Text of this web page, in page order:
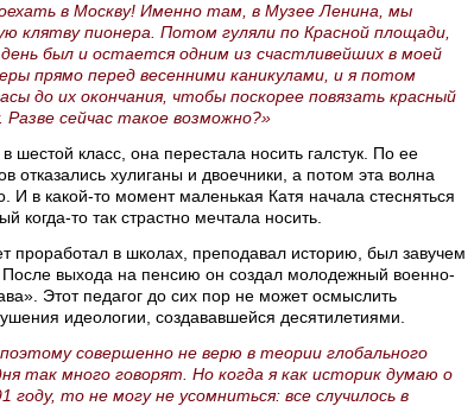
в Москву! Именно там, в Музее Ленина, мы
клятву пионера. Потом гуляли по Красной площади,
был и остается одним из счастливейших в моей
прямо перед весенними каникулами, и я потом
до их окончания, чтобы поскорее повязать красный
сейчас такое возможно?»
шестой класс, она перестала носить галстук. По ее
отказались хулиганы и двоечники, а потом эта волна
И в какой-то момент маленькая Катя начала стесняться
когда-то так страстно мечтала носить.
проработал в школах, преподавал историю, был завучем
После выхода на пенсию он создал молодежный военно-
Этот педагог до сих пор не может осмыслить
идеологии, создававшейся десятилетиями.
совершенно не верю в теории глобального
так много говорят. Но когда я как историк думаю о
то не могу не усомниться: все случилось в